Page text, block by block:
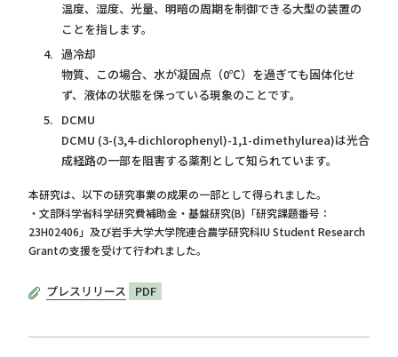
温度、湿度、光量、明暗の周期を制御できる大型の装置の
ことを指します。
過冷却
物質、この場合、水が凝固点（0℃）を過ぎても固体化せ
ず、液体の状態を保っている現象のことです。
DCMU
DCMU (3-(3,4-dichlorophenyl)-1,1-dimethylurea)は光合
成経路の一部を阻害する薬剤として知られています。
本研究は、以下の研究事業の成果の一部として得られました。
・文部科学省科学研究費補助金・基盤研究(B)「研究課題番号：
23H02406」及び岩手大学大学院連合農学研究科IU Student Research
Grantの支援を受けて行われました。
プレスリリース PDF